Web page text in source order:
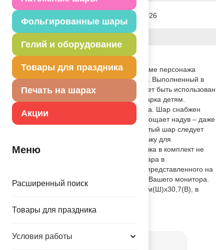
Фольгированные шары
Гелий и оборудование
Товары для праздника
Печать на шарах
Акции
Меню
Расширенный поиск
Товары для праздника
Условия работы
Дата последнего изменения
элемента
06-08-2026
4.300 г
Описание товара
Воздушный фольгированный шар в форме персонажа
мультсериала Малышарики – Барашика. Выполненный в
формате мини-фигуры, этот шарик может быть использован
как часть декораций или в качестве подарка детям.
Надувать шар только с помощью воздуха. Шар снабжен
самозакрывающимся клапаном, что упрощает надув – даже
непрофессионал легко справится. Надутый шар следует
разместить с помощью розетки на палочку для
последующей продажи (розетка и палочка в комплект не
входят). Внимание! Цветовой оттенок шара в
действительности может отличаться от представленного на
фотографии в зависимости от настроек Вашего монитора.
Размер шара: в ненадутом виде – 28,8см(Ш)х30,7(В), в
Товар из коллекции